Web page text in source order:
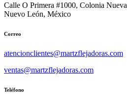
Calle O Primera #1000, Colonia
Nuevo León, México
Correo
atencionclientes@martzflejadoras.com
ventas@martzflejadoras.com
Teléfono